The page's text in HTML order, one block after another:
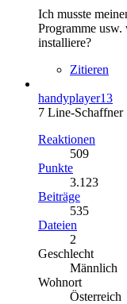
Ich musste
Programme
installiere?
Zitieren
handyplayer13
7 Line-Schaffner
Reaktionen
509
Punkte
3.123
Beiträge
535
Dateien
2
Geschlecht
Männlich
Wohnort
Österreich